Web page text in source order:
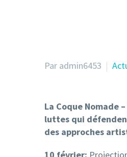
Par admin6453
La Coque Nomade
luttes qui
des approches
10 février: